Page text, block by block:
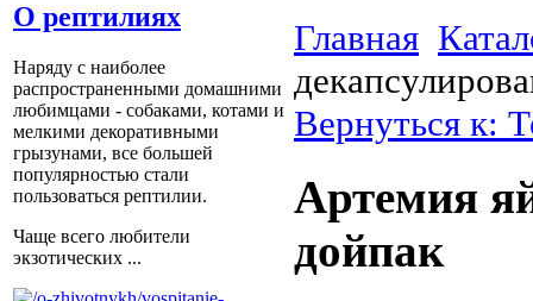
О рептилиях
Наряду с наиболее
распространенными домашними
любимцами - собаками, котами и
мелкими декоративными
грызунами, все большей
популярностью стали
пользоваться рептилии.
Чаще всего любители
экзотических ...
Главная
Вернуться к:
Артемия
дойпак